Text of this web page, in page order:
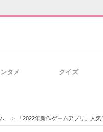
タメ クイズ
> 「2022年新作ゲームアプリ」人気